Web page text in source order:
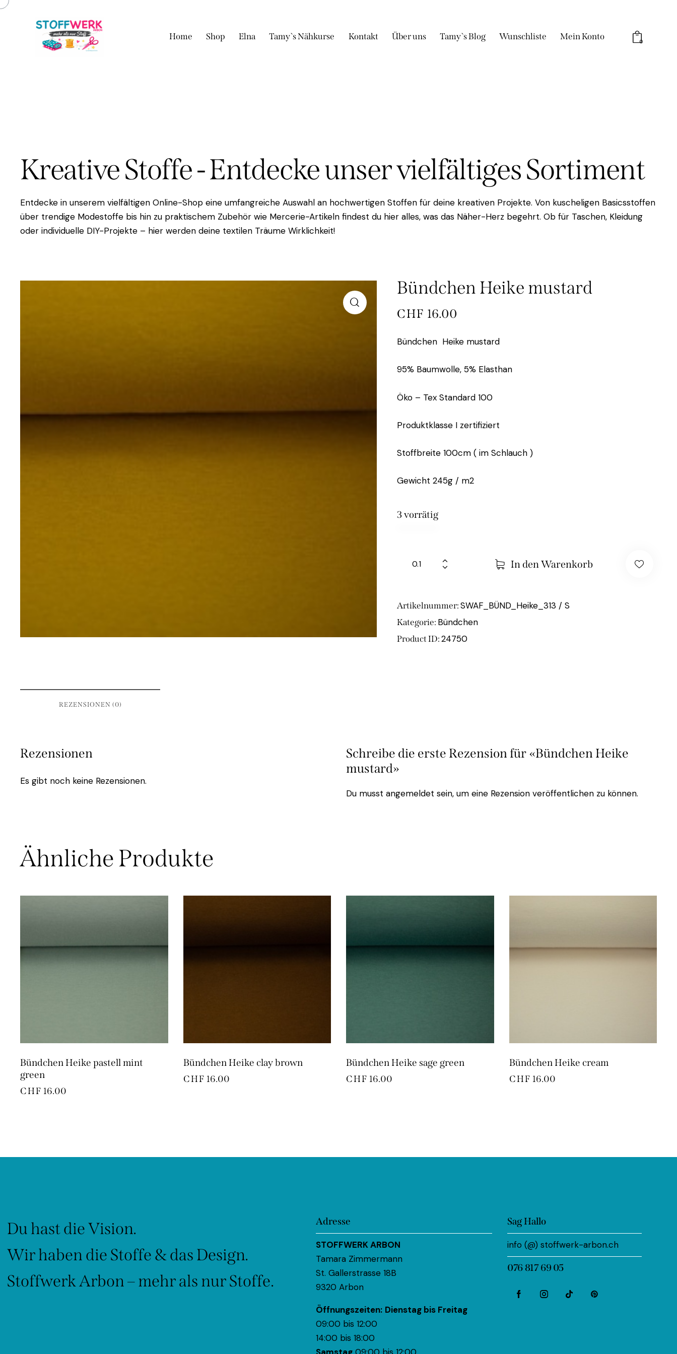
Home Shop Elna Tamy`s Nähkurse Kontakt Über uns Tamy`s Blog Wunschliste Mein Konto 0
Kreative Stoffe - Entdecke unser vielfältiges Sortiment
Entdecke in unserem vielfältigen Online-Shop eine umfangreiche Auswahl an hochwertigen Stoffen für deine kreativen Projekte. Von kuscheligen Basicsstoffen
über trendige Modestoffe bis hin zu praktischem Zubehör wie Mercerie-Artikeln findest du hier alles, was das Näher-Herz begehrt. Ob für Taschen, Kleidung
oder individuelle DIY-Projekte – hier werden deine textilen Träume Wirklichkeit!
Bündchen Heike mustard
CHF 16.00
Bündchen Heike mustard
95% Baumwolle, 5% Elasthan
Öko – Tex Standard 100
Produktklasse I zertifiziert
Stoffbreite 100cm ( im Schlauch )
Gewicht 245g / m2
3 vorrätig
In den Warenkorb
Artikelnummer:SWAF_BÜND_Heike_313 / S
Kategorie: Bündchen
Product ID:24750
REZENSIONEN (0)
Rezensionen
Es gibt noch keine Rezensionen.
Schreibe die erste Rezension für «Bündchen Heike
mustard»
Du musst angemeldet sein, um eine Rezension veröffentlichen zu können.
Ähnliche Produkte
Bündchen Heike pastell mint
green
CHF 16.00
Bündchen Heike clay brown
CHF 16.00
Bündchen Heike sage green
CHF 16.00
Bündchen Heike cream
CHF 16.00
Du hast die Vision.
Wir haben die Stoffe & das Design.
Stoffwerk Arbon – mehr als nur Stoffe.
Adresse
STOFFWERK ARBON
Tamara Zimmermann
St. Gallerstrasse 18B
9320 Arbon
Öffnungszeiten: Dienstag bis Freitag
09:00 bis 12:00
14:00 bis 18:00
Sag Hallo
info (@) stoffwerk-arbon.ch
076 817 69 05